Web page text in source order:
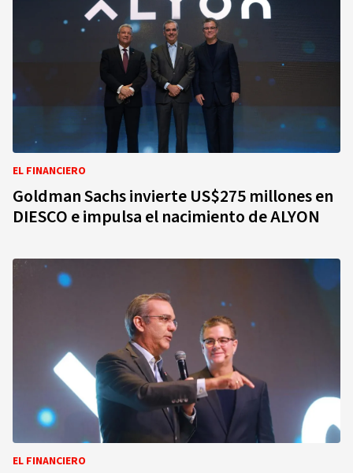
EL FINANCIERO
Goldman Sachs invierte US$275 millones en
DIESCO e impulsa el nacimiento de ALYON
EL FINANCIERO